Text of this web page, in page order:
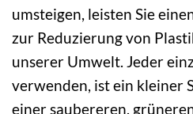
umsteigen, leisten Sie
zur Reduzierung von
unserer Umwelt. Jeder
verwenden, ist ein kleiner
einer saubereren,